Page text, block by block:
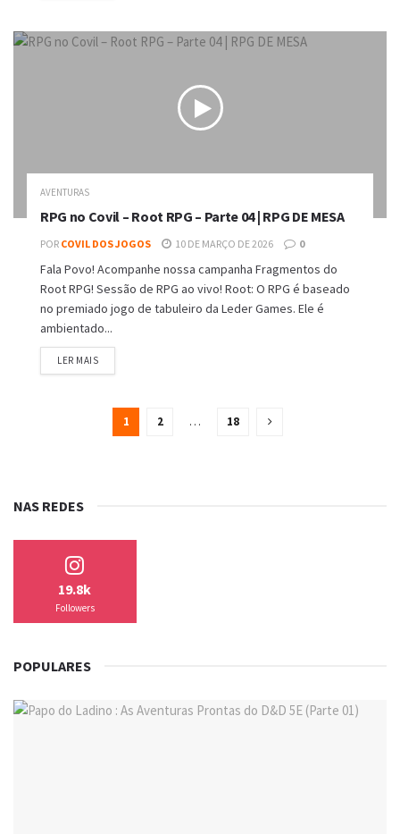
AVENTURAS
RPG no Covil – Root RPG – Parte 04 | RPG DE MESA
POR COVIL DOS JOGOS 10 DE MARÇO DE 2026 0
Fala Povo! Acompanhe nossa campanha Fragmentos do
Root RPG! Sessão de RPG ao vivo! Root: O RPG é baseado
no premiado jogo de tabuleiro da Leder Games. Ele é
ambientado...
LER MAISDETAILS
1 2 … 18
NAS REDES
19.8k
Followers
POPULARES